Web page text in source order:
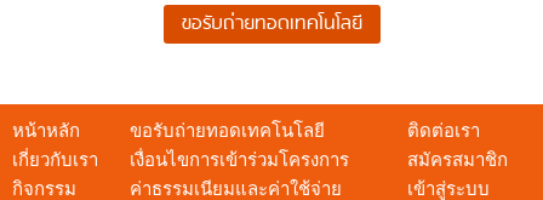
หน้าหลัก
เกี่ยวกับเรา
กิจกรรม
ขอรับถ่ายทอดเทคโนโลยี
เงื่อนไขการเข้าร่วมโครงการ
ค่าธรรมเนียมและค่าใช้จ่าย
ติดต่อเรา
สมัครสมาชิก
เข้าสู่ระบบ